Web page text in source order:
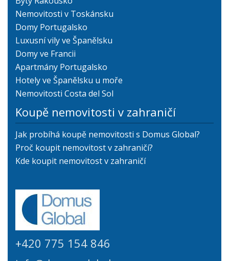
Nemovitosti v Toskánsku
Domy Portugalsko
Luxusní vily ve Španělsku
Domy ve Francii
Apartmány Portugalsko
Hotely ve Španělsku u moře
Nemovitosti Costa del Sol
Koupě nemovitosti v zahraničí
Jak probíhá koupě nemovitosti s Domus Global?
Proč koupit nemovitost v zahraničí?
Kde koupit nemovitost v zahraničí
+420 775 154 846